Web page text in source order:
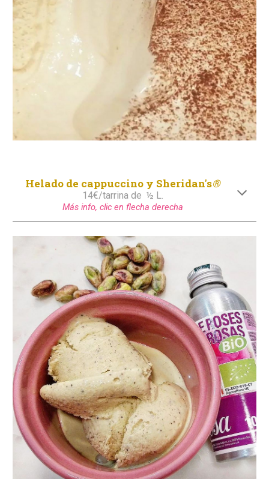
Helado de cappuccino y Sheridan's®
14€/tarrina de ½ L.
Más info, clic en flecha derecha